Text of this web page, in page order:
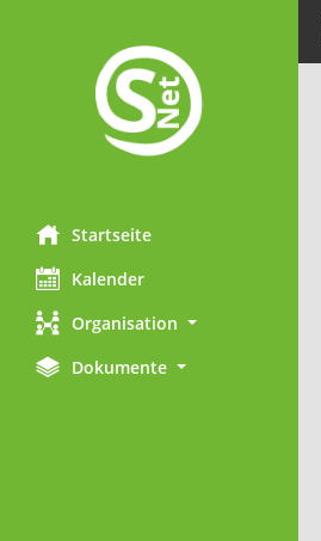
Startseite
Kalender
Organisation
Dokumente